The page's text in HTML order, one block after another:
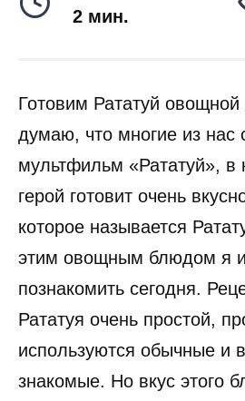
2 мин.
Готовим Рататуй
думаю, что многие из нас
мультфильм «Рататуй», в
герой готовит очень
которое называется
этим овощным блюдом я и
познакомить сегодня.
Рататуя очень простой,
используются обычные и
знакомые. Но вкус этого